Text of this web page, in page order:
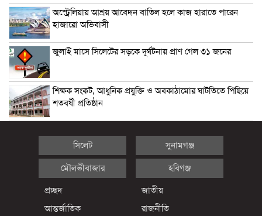
অস্ট্রেলিয়ায় আশ্রয় আবেদন বাতিল হলে কাজ হারাতে পারেন
হাজারো অভিবাসী
জুলাই মাসে সিলেটের সড়কে দুর্ঘটনায় প্রাণ গেল ৩১ জনের
শিক্ষক সংকট, আধুনিক প্রযুক্তি ও অবকাঠামোর ঘাটতিতে পিছিয়ে
শতবর্ষী প্রতিষ্ঠান
সিলেট সুনামগঞ্জ
মৌলভীবাজার হবিগঞ্জ
প্রচ্ছদ
জাতীয়
আন্তর্জাতিক
রাজনীতি